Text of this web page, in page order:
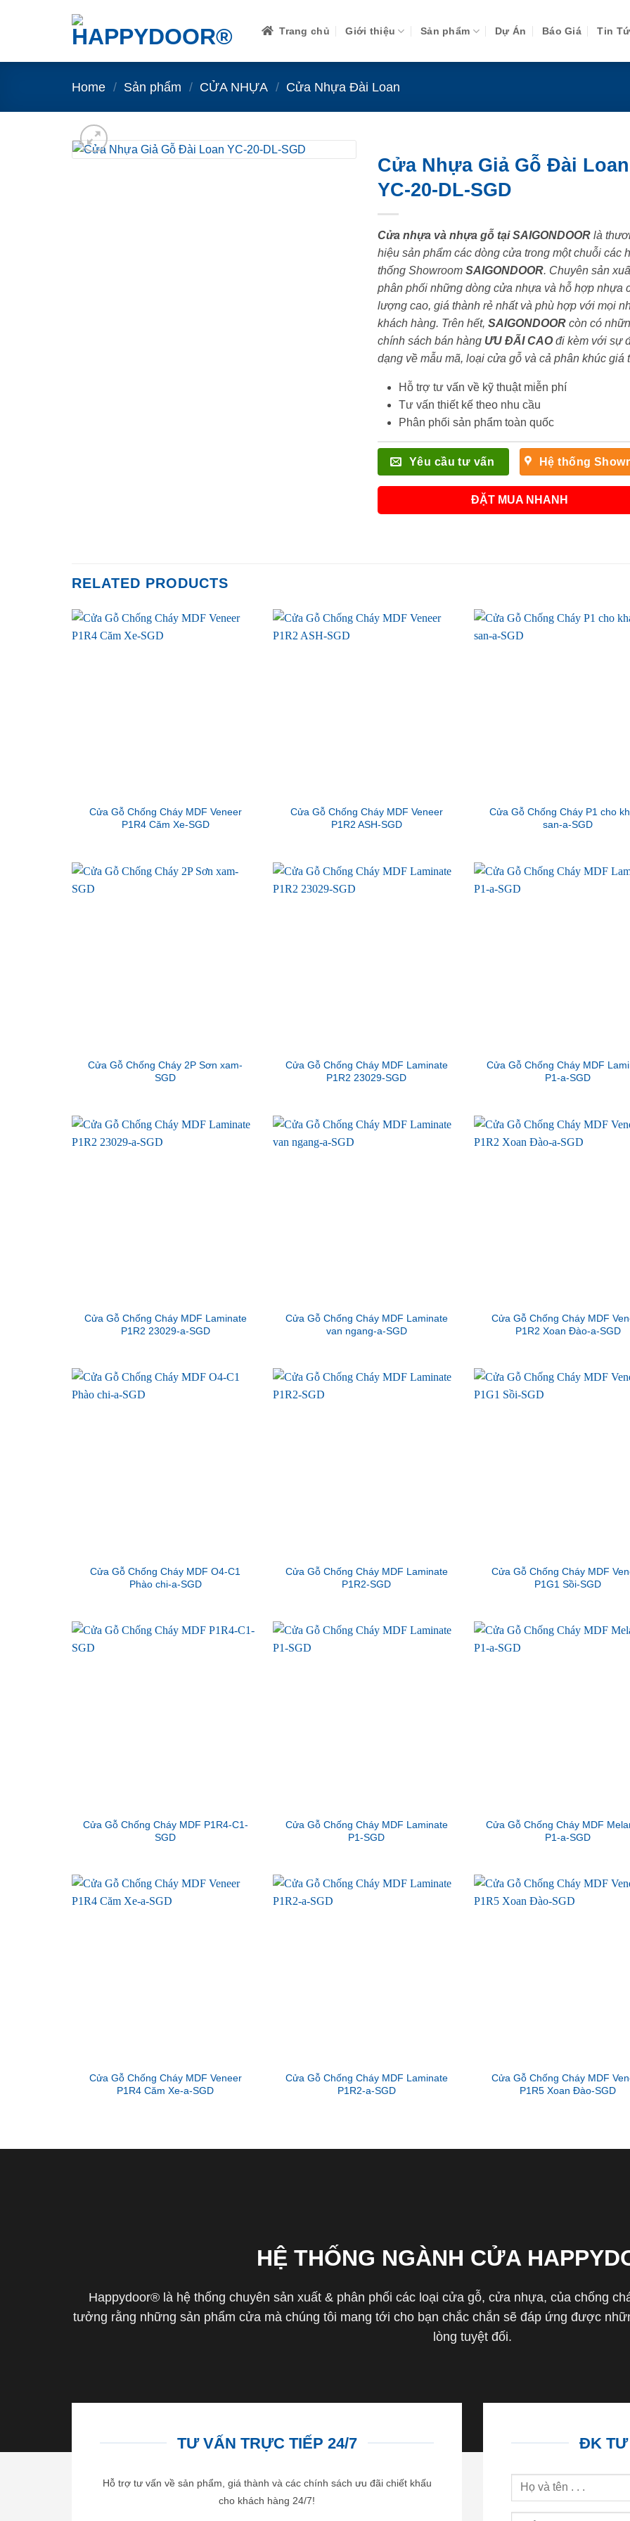
Trang chủ Giới thiệu Sản phẩm Dự Án Báo Giá Tin
Home / Sản phẩm / CỬA NHỰA / Cửa Nhựa Đài Loan
Cửa Nhựa Giả Gỗ Đài Loan
YC-20-DL-SGD
Cửa nhựa và nhựa gỗ tại SAIGONDOORlà
hiệu sản phẩm các dòng cửa trong một chuỗi các
thống Showroom SAIGONDOOR. Chuyên sản
phân phối những dòng cửa nhựa và hỗ hợp nhựa
lượng cao, giá thành rẻ nhất và phù hợp với mọi
khách hàng. Trên hết, SAIGONDOORcòn có
chính sách bán hàng ƯU ĐÃI CAOđi kèm với sự
dạng về mẫu mã, loại cửa gỗ và cả phân khúc giá
Hỗ trợ tư vấn về kỹ thuật miễn phí
Tư vấn thiết kế theo nhu cầu
Phân phối sản phẩm toàn quốc
Yêu cầu tư vấn Hệ thống
ĐẶT MUA NHANH
RELATED PRODUCTS
Cửa Gỗ Chống Cháy MDF Veneer
P1R4 Căm Xe-SGD
Cửa Gỗ Chống Cháy MDF Veneer
P1R2 ASH-SGD
Cửa Gỗ Chống Cháy P1 cho
san-a-SGD
Cửa Gỗ Chống Cháy 2P Sơn xam-
SGD
Cửa Gỗ Chống Cháy MDF Laminate
P1R2 23029-SGD
Cửa Gỗ Chống Cháy MDF
P1-a-SGD
Cửa Gỗ Chống Cháy MDF Laminate
P1R2 23029-a-SGD
Cửa Gỗ Chống Cháy MDF Laminate
van ngang-a-SGD
Cửa Gỗ Chống Cháy MDF
P1R2 Xoan Đào-a-SGD
Cửa Gỗ Chống Cháy MDF O4-C1
Phào chi-a-SGD
Cửa Gỗ Chống Cháy MDF Laminate
P1R2-SGD
Cửa Gỗ Chống Cháy MDF
P1G1 Sồi-SGD
Cửa Gỗ Chống Cháy MDF P1R4-C1-
SGD
Cửa Gỗ Chống Cháy MDF Laminate
P1-SGD
Cửa Gỗ Chống Cháy MDF
P1-a-SGD
Cửa Gỗ Chống Cháy MDF Veneer
P1R4 Căm Xe-a-SGD
Cửa Gỗ Chống Cháy MDF Laminate
P1R2-a-SGD
Cửa Gỗ Chống Cháy MDF
P1R5 Xoan Đào-SGD
HỆ THỐNG NGÀNH CỬA
Happydoor® là hệ thống chuyên sản xuất & phân phối các loại cửa gỗ, cửa nhựa, của chống
tưởng rằng những sản phẩm cửa mà chúng tôi mang tới cho bạn chắc chắn sẽ đáp ứng được
lòng tuyệt đối.
TƯ VẤN TRỰC TIẾP 24/7
Hỗ trợ tư vấn về sản phẩm, giá thành và các chính sách ưu đãi chiết khấu
cho khách hàng 24/7!
ĐK TƯ